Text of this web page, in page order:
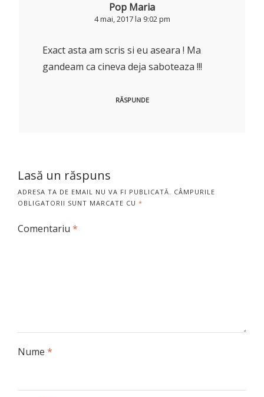
Pop Maria
4 mai, 2017 la 9:02 pm
Exact asta am scris si eu aseara ! Ma
gandeam ca cineva deja saboteaza !!!
RĂSPUNDE
Lasă un răspuns
ADRESA TA DE EMAIL NU VA FI PUBLICATĂ. CÂMPURILE
OBLIGATORII SUNT MARCATE CU *
Comentariu *
Nume *